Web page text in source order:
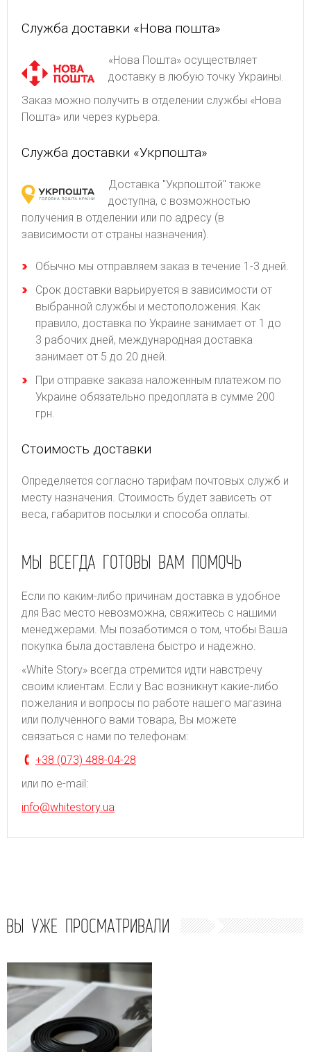
Служба доставки «Нова пошта»
«Нова Пошта» осуществляет
доставку в любую точку Украины.
Заказ можно получить в отделении службы «Нова
Пошта» или через курьера.
Служба доставки «Укрпошта»
Доставка "Укрпоштой" также
доступна, с возможностью
получения в отделении или по адресу (в
зависимости от страны назначения).
Обычно мы отправляем заказ в течение 1-3 дней.
Срок доставки варьируется в зависимости от
выбранной службы и местоположения. Как
правило, доставка по Украине занимает от 1 до
3 рабочих дней, международная доставка
занимает от 5 до 20 дней.
При отправке заказа наложенным платежом по
Украине обязательно предоплата в сумме 200
грн.
Стоимость доставки
Определяется согласно тарифам почтовых служб и
месту назначения. Стоимость будет зависеть от
веса, габаритов посылки и способа оплаты.
МЫ ВСЕГДА ГОТОВЫ ВАМ ПОМОЧЬ
Если по каким-либо причинам доставка в удобное
для Вас место невозможна, свяжитесь с нашими
менеджерами. Мы позаботимся о том, чтобы Ваша
покупка была доставлена быстро и надежно.
«White Story» всегда стремится идти навстречу
своим клиентам. Если у Вас возникнут какие-либо
пожелания и вопросы по работе нашего магазина
или полученного вами товара, Вы можете
связаться с нами по телефонам:
+38 (073) 488-04-28
или по e-mail:
info@whitestory.ua
ВЫ УЖЕ ПРОСМАТРИВАЛИ